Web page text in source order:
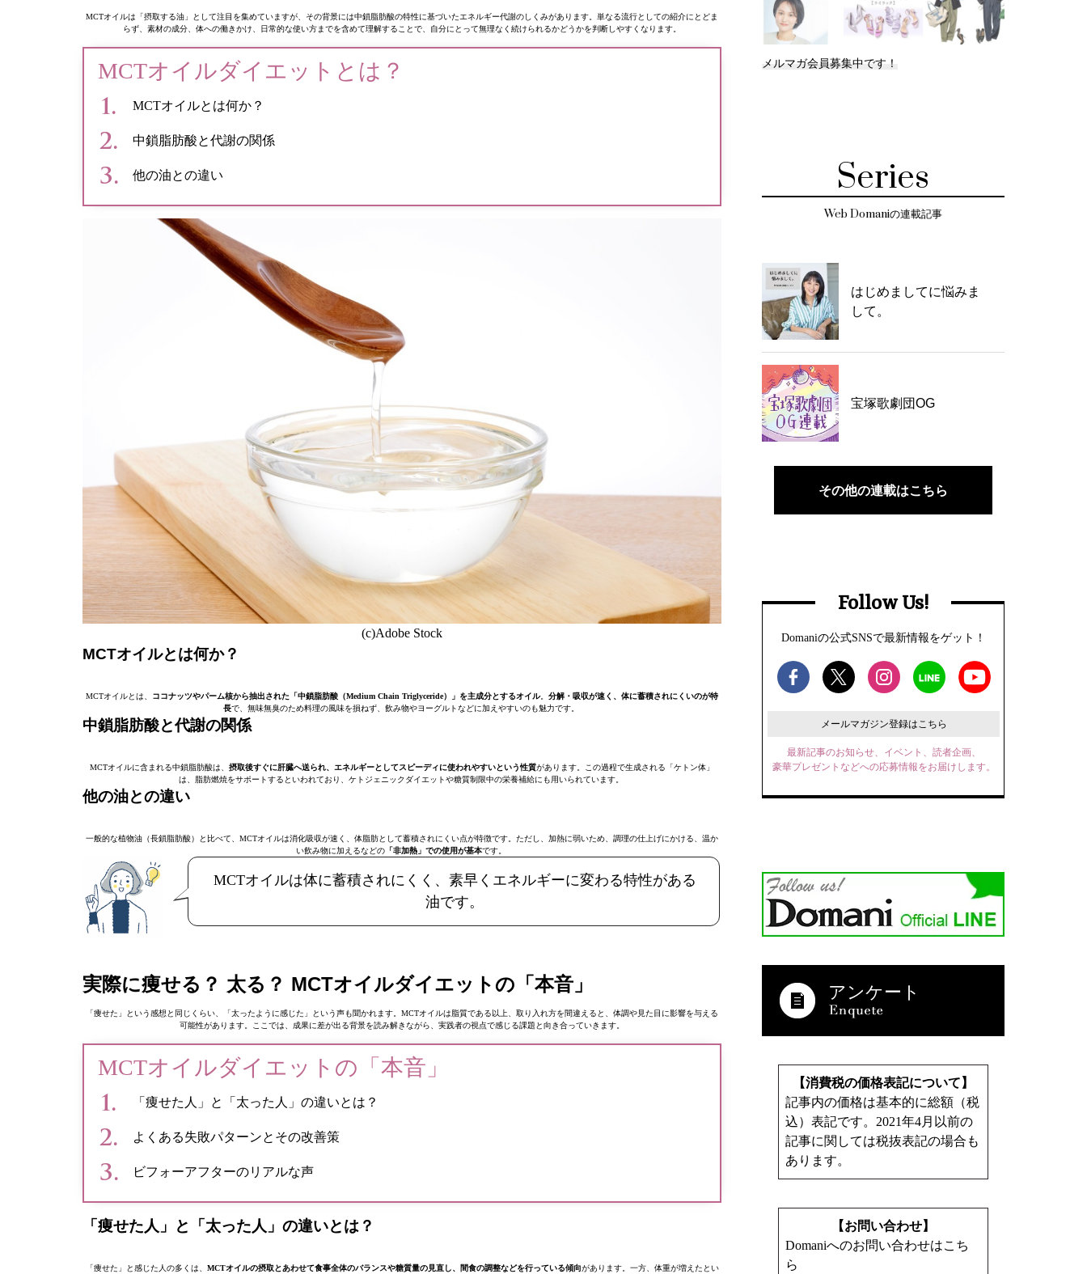
MCTオイルは「摂取する油」として注目を集めていますが、その背景には中鎖脂肪酸の特性に基づいたエネルギー代謝のしくみがあります。単なる流行としての紹介にとどま
らず、素材の成分、体への働きかけ、日常的な使い方までを含めて理解することで、自分にとって無理なく続けられるかどうかを判断しやすくなります。
MCTオイルダイエットとは？
MCTオイルとは何か？
中鎖脂肪酸と代謝の関係
他の油との違い
(c)Adobe Stock
MCTオイルとは何か？
MCTオイルとは、 ココナッツやパーム核から抽出された「中鎖脂肪酸（Medium Chain Triglyceride）」を主成分とするオイル。 分解・吸収が速く、体に蓄積されにくいのが特
長で、無味無臭のため料理の風味を損ねず、飲み物やヨーグルトなどに加えやすいのも魅力です。
中鎖脂肪酸と代謝の関係
MCTオイルに含まれる中鎖脂肪酸は、 摂取後すぐに肝臓へ送られ、エネルギーとしてスピーディに使われやすいという性質があります。この過程で生成される「ケトン体」
は、脂肪燃焼をサポートするといわれており、ケトジェニックダイエットや糖質制限中の栄養補給にも用いられています。
他の油との違い
一般的な植物油（長鎖脂肪酸）と比べて、MCTオイルは消化吸収が速く、体脂肪として蓄積されにくい点が特徴です。ただし、加熱に弱いため、調理の仕上げにかける、温か
い飲み物に加えるなどの「非加熱」での使用が基本です。
MCTオイルは体に蓄積されにくく、素早くエネルギーに変わる特性がある
油です。
実際に痩せる？ 太る？ MCTオイルダイエットの「本音」
「痩せた」という感想と同じくらい、「太ったように感じた」という声も聞かれます。MCTオイルは脂質である以上、取り入れ方を間違えると、体調や見た目に影響を与える
可能性があります。ここでは、成果に差が出る背景を読み解きながら、実践者の視点で感じる課題と向き合っていきます。
MCTオイルダイエットの「本音」
「痩せた人」と「太った人」の違いとは？
よくある失敗パターンとその改善策
ビフォーアフターのリアルな声
「痩せた人」と「太った人」の違いとは？
「痩せた」と感じた人の多くは、 MCTオイルの摂取とあわせて食事全体のバランスや糖質量の見直し、間食の調整などを行っている傾向があります。一方、体重が増えたとい
メルマガ会員募集中です！
Series
Web Domaniの連載記事
はじめましてに悩みま
して。
宝塚歌劇団OG
その他の連載はこちら
Follow Us!
Domaniの公式SNSで最新情報をゲット！
メールマガジン登録はこちら
最新記事のお知らせ、イベント、読者企画、
豪華プレゼントなどへの応募情報をお届けします。
アンケート
【消費税の価格表記について】
記事内の価格は基本的に総額（税
込）表記です。2021年4月以前の
記事に関しては税抜表記の場合も
あります。
【お問い合わせ】
Domaniへのお問い合わせはこち
ら